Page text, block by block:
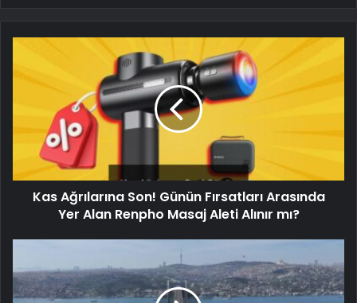
Kas Ağrılarına Son! Günün Fırsatları Arasında
Yer Alan Renpho Masaj Aleti Alınır mı?